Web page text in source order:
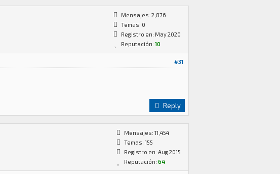
Mensajes: 2,876
Temas: 0
Registro en: May 2020
Reputación: 10
#31
Reply
Mensajes: 11,454
Temas: 155
Registro en: Aug 2015
Reputación: 64